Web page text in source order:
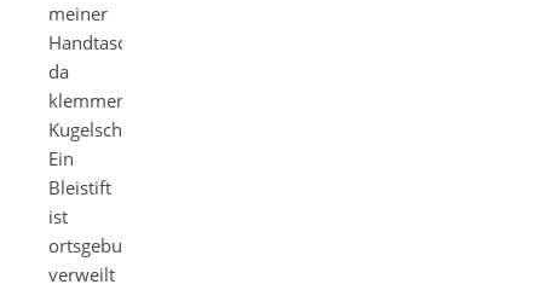
meiner
Handtasche,
da
klemmen
Kugelschreiber.
Ein
Bleistift
ist
ortsgebunden,
verweilt